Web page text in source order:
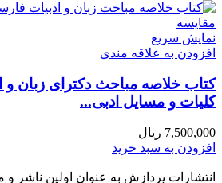
مقايسه
نمایش سریع
افزودن به علاقه مندی
کتاب خلاصه مباحث دکترای زبان و
کلیات و مسایل ادبی...
7,500,000 ریال
افزودن به سبد خرید